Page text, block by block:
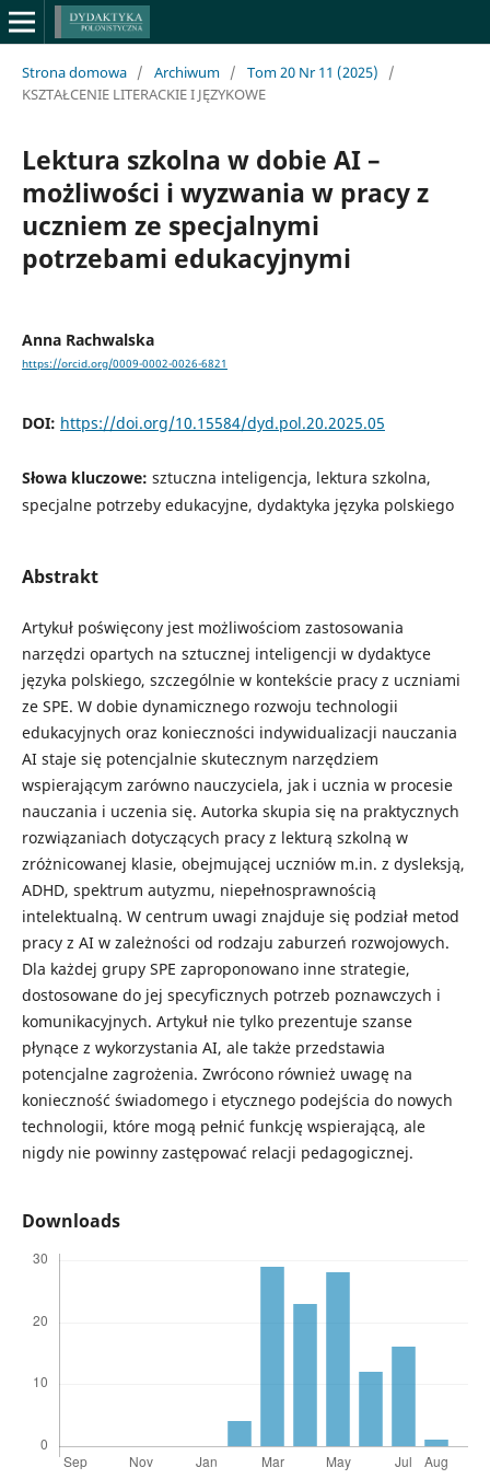
Strona domowa / Archiwum / Tom 20 Nr 11 (2025)
/
KSZTAŁCENIE LITERACKIE I JĘZYKOWE
Lektura szkolna w dobie AI –
możliwości i wyzwania w pracy z
uczniem ze specjalnymi
potrzebami edukacyjnymi
Anna Rachwalska
https://orcid.org/0009-0002-0026-6821
DOI: https://doi.org/10.15584/dyd.pol.20.2025.05
Słowa kluczowe: sztuczna inteligencja, lektura szkolna,
specjalne potrzeby edukacyjne, dydaktyka języka polskiego
Abstrakt
Artykuł poświęcony jest możliwościom zastosowania
narzędzi opartych na sztucznej inteligencji w dydaktyce
języka polskiego, szczególnie w kontekście pracy z uczniami
ze SPE. W dobie dynamicznego rozwoju technologii
edukacyjnych oraz konieczności indywidualizacji nauczania
AI staje się potencjalnie skutecznym narzędziem
wspierającym zarówno nauczyciela, jak i ucznia w procesie
nauczania i uczenia się. Autorka skupia się na praktycznych
rozwiązaniach dotyczących pracy z lekturą szkolną w
zróżnicowanej klasie, obejmującej uczniów m.in. z dysleksją,
ADHD, spektrum autyzmu, niepełnosprawnością
intelektualną. W centrum uwagi znajduje się podział metod
pracy z AI w zależności od rodzaju zaburzeń rozwojowych.
Dla każdej grupy SPE zaproponowano inne strategie,
dostosowane do jej specyficznych potrzeb poznawczych i
komunikacyjnych. Artykuł nie tylko prezentuje szanse
płynące z wykorzystania AI, ale także przedstawia
potencjalne zagrożenia. Zwrócono również uwagę na
konieczność świadomego i etycznego podejścia do nowych
technologii, które mogą pełnić funkcję wspierającą, ale
nigdy nie powinny zastępować relacji pedagogicznej.
Downloads